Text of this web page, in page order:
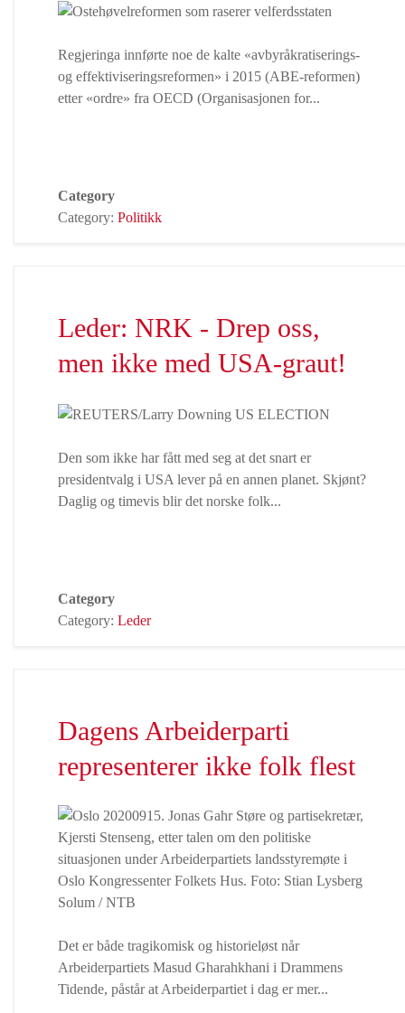
Regjeringa innførte noe de kalte «avbyråkratiserings-
og effektiviseringsreformen» i 2015 (ABE-reformen)
etter «ordre» fra OECD (Organisasjonen for...
Category
Category: Politikk
Leder: NRK - Drep oss,
men ikke med USA-graut!
Den som ikke har fått med seg at det snart er
presidentvalg i USA lever på en annen planet. Skjønt?
Daglig og timevis blir det norske folk...
Category
Category: Leder
Dagens Arbeiderparti
representerer ikke folk flest
Det er både tragikomisk og historieløst når
Arbeiderpartiets Masud Gharahkhani i Drammens
Tidende, påstår at Arbeiderpartiet i dag er mer...